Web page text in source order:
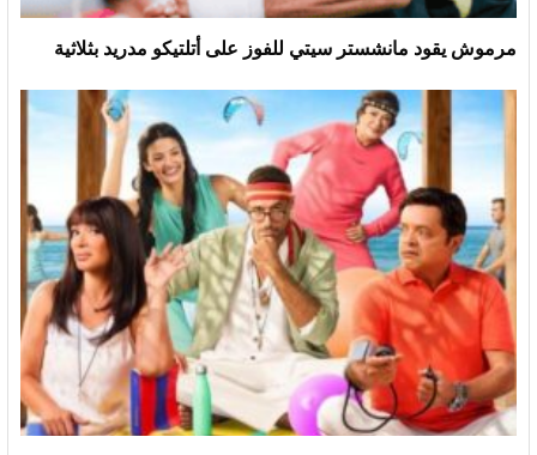
مرموش يقود مانشستر سيتي للفوز على أتلتيكو مدريد بثلاثية